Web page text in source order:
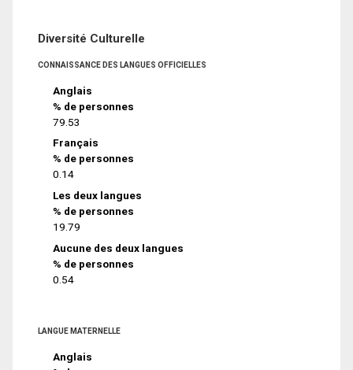
Diversité Culturelle
CONNAISSANCE DES LANGUES OFFICIELLES
Anglais
% de personnes
79.53
Français
% de personnes
0.14
Les deux langues
% de personnes
19.79
Aucune des deux langues
% de personnes
0.54
LANGUE MATERNELLE
Anglais